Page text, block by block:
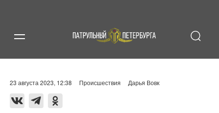
23 августа 2023, 12:38 Происшествия Дарья Вовк